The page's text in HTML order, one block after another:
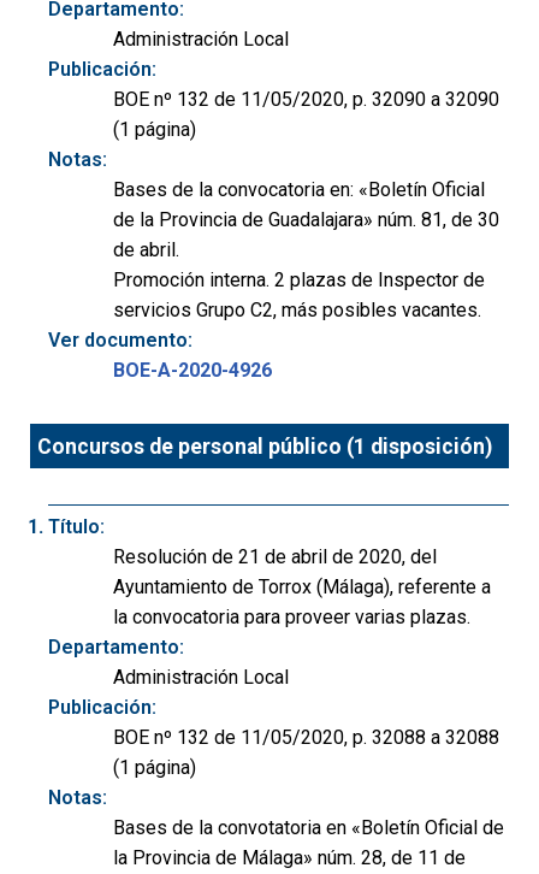
Departamento:
Administración Local
Publicación:
BOE nº 132 de 11/05/2020, p. 32090 a 32090
(1 página)
Notas:
Bases de la convocatoria en: «Boletín Oficial
de la Provincia de Guadalajara» núm. 81, de 30
de abril.
Promoción interna. 2 plazas de Inspector de
servicios Grupo C2, más posibles vacantes.
Ver documento:
BOE-A-2020-4926
Concursos de personal público (1 disposición)
Título:
Resolución de 21 de abril de 2020, del
Ayuntamiento de Torrox (Málaga), referente a
la convocatoria para proveer varias plazas.
Departamento:
Administración Local
Publicación:
BOE nº 132 de 11/05/2020, p. 32088 a 32088
(1 página)
Notas:
Bases de la convotatoria en «Boletín Oficial de
la Provincia de Málaga» núm. 28, de 11 de